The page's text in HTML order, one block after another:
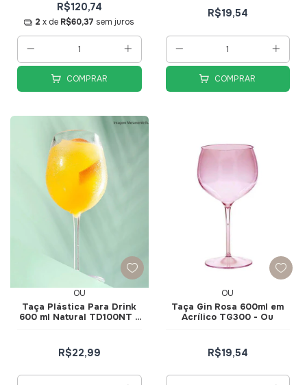
R$120,74
2 x de R$60,37 sem juros
COMPRAR
R$19,54
COMPRAR
OU
Taça Plástica Para Drink
600 ml Natural TD100NT -
R$22,99
OU
Taça Gin Rosa 600ml em
Acrílico TG300 - Ou
R$19,54